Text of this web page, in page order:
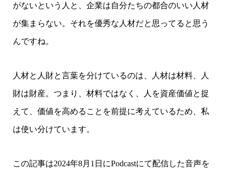
がないという人と、企業は自分たちの都合のいい人材
が集まらない。それを優秀な人材だと思ってると思う
んですね。
人材と人財と言葉を分けているのは、人材は材料、人
財は財産。つまり、材料ではなく、人を資産価値と捉
えて、価値を高めることを前提に考えているため、私
は使い分けています。
この記事は2024年8月1日にPodcastにて配信した音声を